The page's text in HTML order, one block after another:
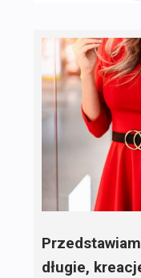
długie,